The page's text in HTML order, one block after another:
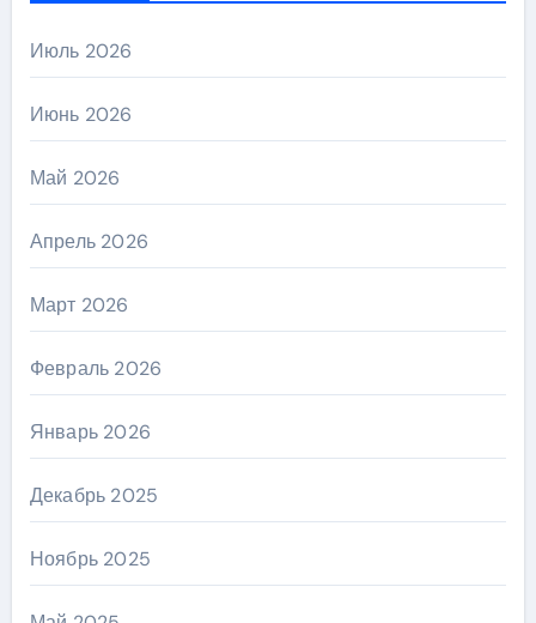
Июль 2026
Июнь 2026
Май 2026
Апрель 2026
Март 2026
Февраль 2026
Январь 2026
Декабрь 2025
Ноябрь 2025